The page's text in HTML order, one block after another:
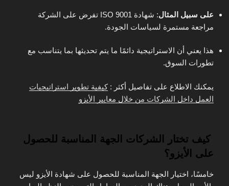
على سبيل المثال
: شهادة ISO 9001 تفرض على الشركة
مراجعة مستمرة لسياسات الجودة.
هذا يعني أن الاستراتيجية دائمًا ما يتم تحديثها بما يتناسب مع
تطورات السوق.
يمكنك الاطلاع على تفاصيل أكثر :كيفية تطوير استراتيجيات
العمل داخل الشركات من خلال معايير الأيزو
كيف تختار الشركات الجهة المناسبة للحصول
على الأيزو؟
خامسًا، اختيار الجهة المناسبة للحصول على شهادة الأيزو ليس